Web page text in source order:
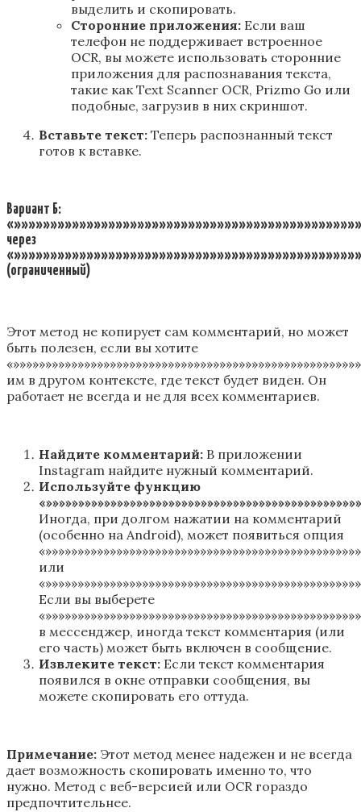
выделить и скопировать.
Сторонние приложения: Если ваш
телефон не поддерживает встроенное
OCR, вы можете использовать сторонние
приложения для распознавания текста,
такие как Text Scanner OCR, Prizmo Go или
подобные, загрузив в них скриншот.
Вставьте текст: Теперь распознанный текст
готов к вставке.
Вариант Б:
через
(ограниченный)
Этот метод не копирует сам комментарий, но может
быть полезен, если вы хотите
им в другом контексте, где текст будет виден. Он
работает не всегда и не для всех комментариев.
Найдите комментарий: В приложении
Instagram найдите нужный комментарий.
Используйте функцию
Иногда, при долгом нажатии на комментарий
(особенно на Android), может появиться опция
или
Если вы выберете
в мессенджер, иногда текст комментария (или
его часть) может быть включен в сообщение.
Извлеките текст: Если текст комментария
появился в окне отправки сообщения, вы
можете скопировать его оттуда.
Примечание: Этот метод менее надежен и не всегда
дает возможность скопировать именно то, что
нужно. Метод с веб-версией или OCR гораздо
предпочтительнее.